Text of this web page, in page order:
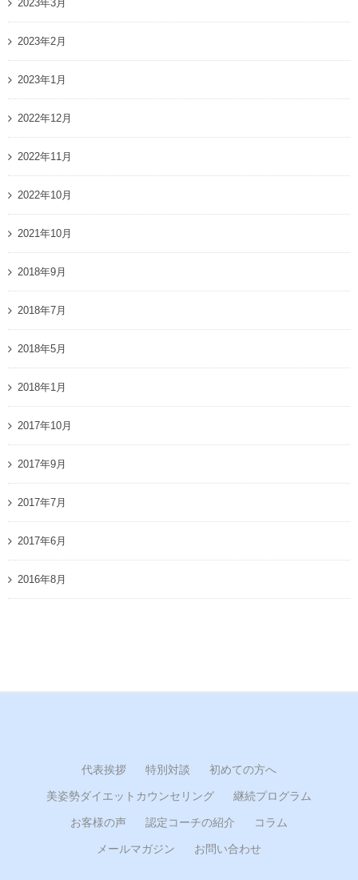
2023年3月
2023年2月
2023年1月
2022年12月
2022年11月
2022年10月
2021年10月
2018年9月
2018年7月
2018年5月
2018年1月
2017年10月
2017年9月
2017年7月
2017年6月
2016年8月
代表挨拶 特別対談 初めての方へ
美姿勢ダイエットカウンセリング 継続プログラム
お客様の声 認定コーチの紹介 コラム
メールマガジン お問い合わせ